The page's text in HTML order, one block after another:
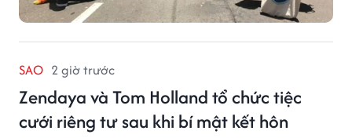
SAO 2 giờ trước
Zendaya và Tom Holland tổ chức tiệc
cưới riêng tư sau khi bí mật kết hôn